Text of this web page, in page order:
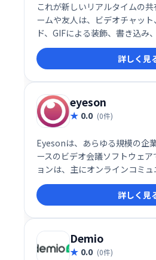
これが新しいリアルタイムの
ームや友人は、ビデオチャッ
ド、GIFによる装飾、書き込み
べてブラウザで行うことがで
め込む
詳しく見
eyeson
0.0 (0件)
Eyesonは、あらゆる規模の企
ースのビデオ会議ソフトウェ
ョンは、主にオンラインコミ
業務を行うビジネスチームに
詳しく見
Demio
0.0 (0件)